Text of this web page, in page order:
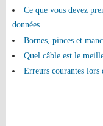
Ce que vous devez
données
Bornes, pinces et
Quel câble est le
Erreurs courantes lors